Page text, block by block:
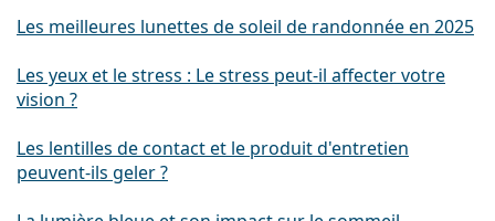
Les meilleures lunettes de soleil de randonnée en 2025
Les yeux et le stress : Le stress peut-il affecter votre
vision ?
Les lentilles de contact et le produit d'entretien
peuvent-ils geler ?